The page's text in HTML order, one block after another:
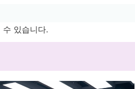
있습니다.